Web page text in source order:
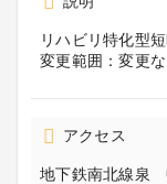
リハビリ特化型
変更範囲：変更な
アクセス
地下鉄南北線泉